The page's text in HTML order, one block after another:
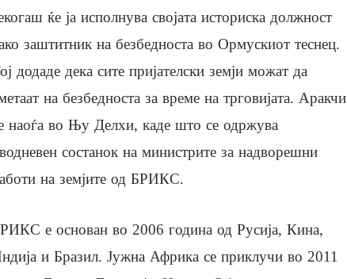
ќе ја исполнува својата историска должност
заштитник на безбедноста во Ормускиот теснец.
додаде дека сите пријателски земји можат да
на безбедноста за време на трговијата. Аракчи
наоѓа во Њу Делхи, каде што се одржува
состанок на министрите за надворешни
на земјите од БРИКС.
е основан во 2006 година од Русија, Кина,
и Бразил. Јужна Африка се приклучи во 2011